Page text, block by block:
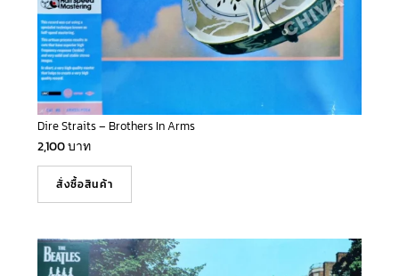
Dire Straits – Brothers In Arms
2,100บาท
สั่งซื้อสินค้า